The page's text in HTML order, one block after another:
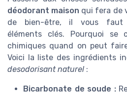
déodorant maison qui fera de
de bien-être, il vous faut
éléments clés. Pourquoi se
chimiques quand on peut
Voici la liste des ingrédients
desodorisant naturel :
Bicarbonate de soude :